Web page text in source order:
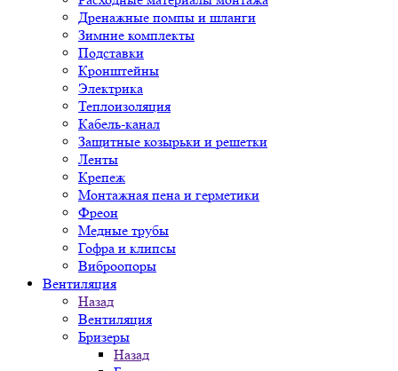
Дренажные помпы и шланги
Зимние комплекты
Подставки
Кронштейны
Электрика
Теплоизоляция
Кабель-канал
Защитные козырьки и решетки
Ленты
Крепеж
Монтажная пена и герметики
Фреон
Медные трубы
Гофра и клипсы
Виброопоры
Вентиляция
Назад
Вентиляция
Бризеры
Назад